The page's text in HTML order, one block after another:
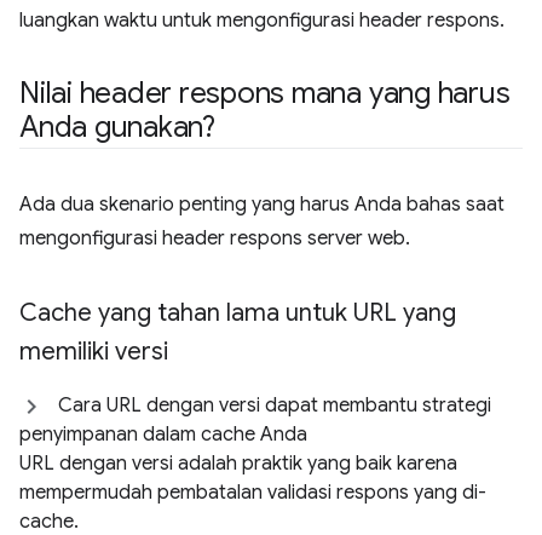
luangkan waktu untuk mengonfigurasi header respons.
Nilai header respons mana yang harus
Anda gunakan?
Ada dua skenario penting yang harus Anda bahas saat
mengonfigurasi header respons server web.
Cache yang tahan lama untuk URL yang
memiliki versi
Cara URL dengan versi dapat membantu strategi
penyimpanan dalam cache Anda
URL dengan versi adalah praktik yang baik karena
mempermudah pembatalan validasi respons yang di-
cache.